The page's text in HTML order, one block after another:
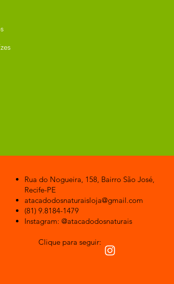
Rua do Nogueira, 158, Bairro São José,
Recife-PE
atacadodosnaturaisloja@gmail.com
(81) 9.8184-1479
Instagram: @atacadodosnaturais
Clique para seguir: